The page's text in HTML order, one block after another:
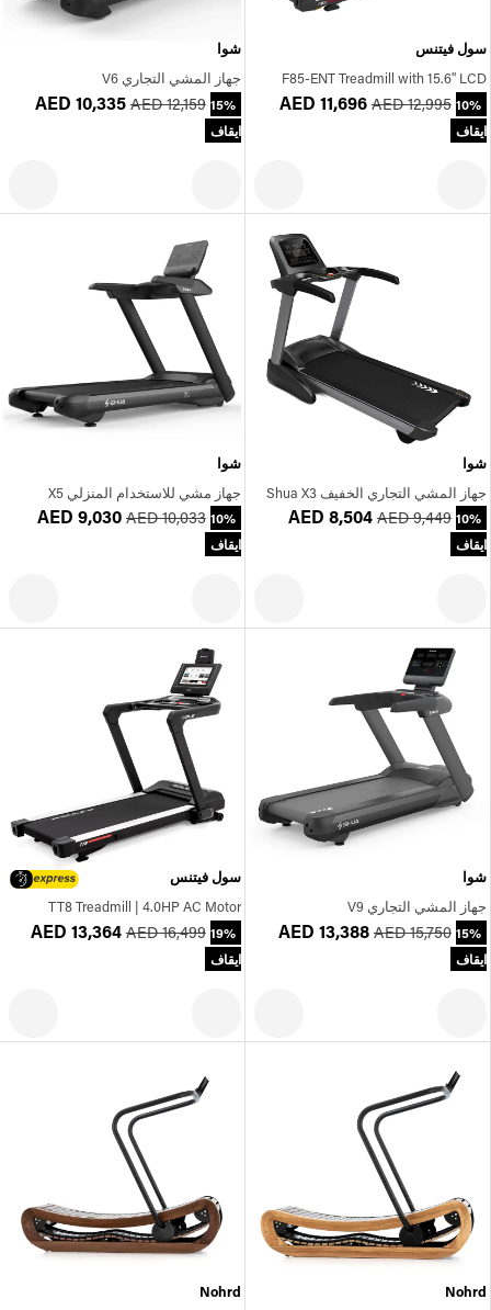
سول فيتنس
F85-ENT Treadmill with 15.6" LCD
AED 11,696 AED 12,995 10%
ايقاف
شوا
جهاز المشي التجاري V6
AED 10,335 AED 12,159 15%
ايقاف
شوا
جهاز المشي التجاري الخفيف Shua X3
AED 8,504 AED 9,449 10%
ايقاف
شوا
جهاز مشي للاستخدام المنزلي X5
AED 9,030 AED 10,033 10%
ايقاف
شوا
جهاز المشي التجاري V9
AED 13,388 AED 15,750 15%
ايقاف
سول فيتنس
TT8 Treadmill | 4.0HP AC Motor
AED 13,364 AED 16,499 19%
ايقاف
Nohrd
Nohrd